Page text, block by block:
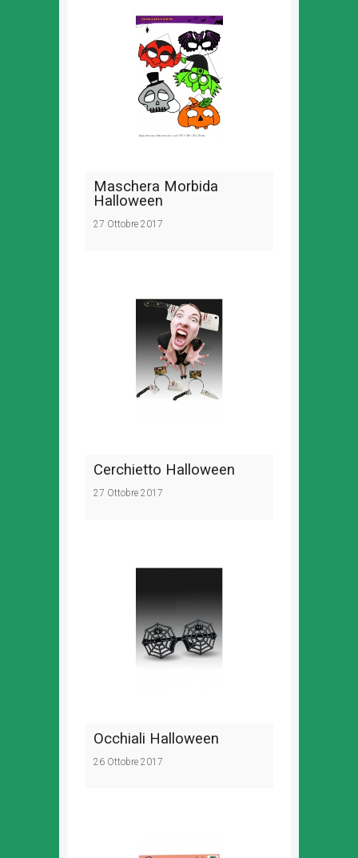
Maschera Morbida
Halloween
27 Ottobre 2017
Cerchietto Halloween
27 Ottobre 2017
Occhiali Halloween
26 Ottobre 2017